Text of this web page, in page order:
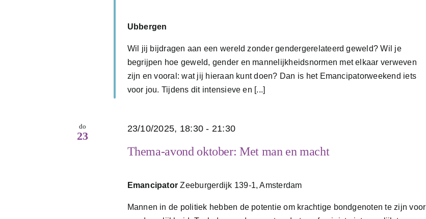
Ubbergen
Wil jij bijdragen aan een wereld zonder gendergerelateerd geweld? Wil je
begrijpen hoe geweld, gender en mannelijkheidsnormen met elkaar verweven
zijn en vooral: wat jij hieraan kunt doen? Dan is het Emancipatorweekend iets
voor jou. Tijdens dit intensieve en [...]
do
23
Thema-avond oktober: Met man en macht
23/10/2025, 18:30 - 21:30
EmancipatorZeeburgerdijk 139-1, Amsterdam
Mannen in de politiek hebben de potentie om krachtige bondgenoten te zijn voor